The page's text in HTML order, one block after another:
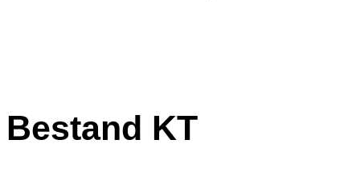
Bestand KT